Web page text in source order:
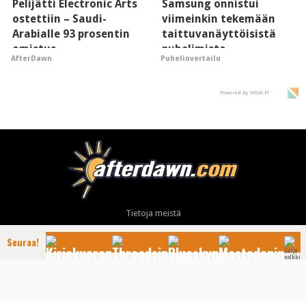
Pelijätti Electronic Arts
ostettiin – Saudi-
Arabialle 93 prosentin
omistus
AfterDawn
Samsung onnistui
viimeinkin tekemään
taittuvanäyttöisistä
puhelimista
supersuosittuja
Puhelinvertailu
Powered by HIGH.FI
Tietoja meistä
Mainonta
Ota yhteyttä
Seuraa!